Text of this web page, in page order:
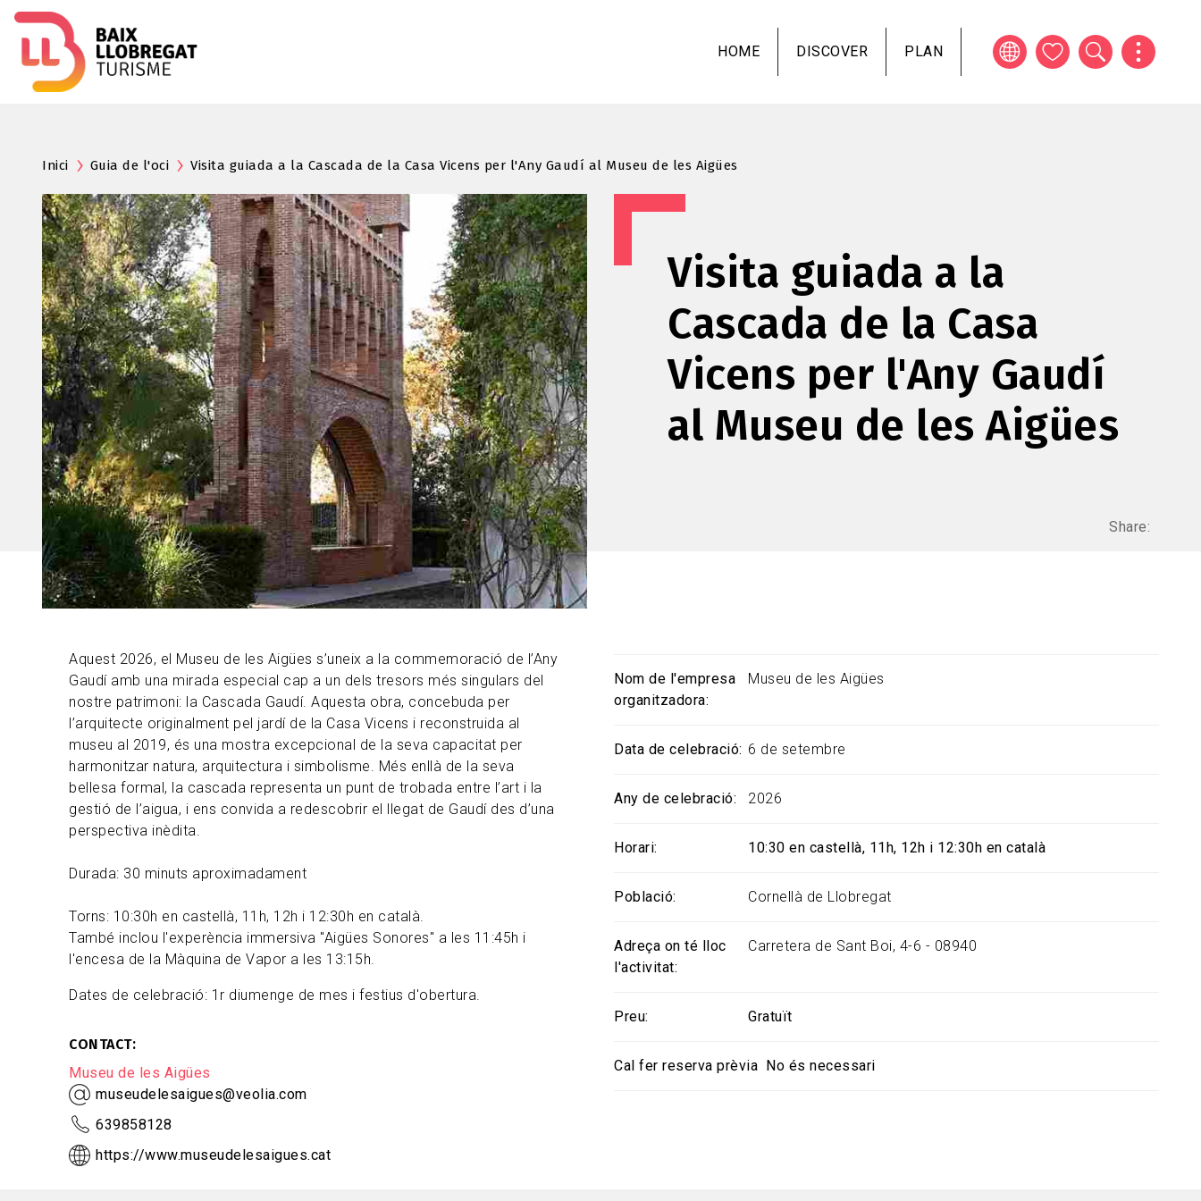
HOME DISCOVER PLAN
Inici Guia de l'oci Visita guiada a la Cascada de la Casa Vicens per l'Any Gaudí al Museu de les Aigües
Visita guiada a la
Cascada de la Casa
Vicens per l'Any Gaudí
al Museu de les Aigües
Share:
Aquest 2026, el Museu de les Aigües s’uneix a la commemoració de l’Any
Gaudí amb una mirada especial cap a un dels tresors més singulars del
nostre patrimoni: la Cascada Gaudí. Aquesta obra, concebuda per
l’arquitecte originalment pel jardí de la Casa Vicens i reconstruida al
museu al 2019, és una mostra excepcional de la seva capacitat per
harmonitzar natura, arquitectura i simbolisme. Més enllà de la seva
bellesa formal, la cascada representa un punt de trobada entre l’art i la
gestió de l’aigua, i ens convida a redescobrir el llegat de Gaudí des d’una
perspectiva inèdita.
Durada: 30 minuts aproximadament
Torns: 10:30h en castellà, 11h, 12h i 12:30h en català.
També inclou l'experència immersiva "Aigües Sonores" a les 11:45h i
l'encesa de la Màquina de Vapor a les 13:15h.
Dates de celebració: 1r diumenge de mes i festius d'obertura.
CONTACT
Museu de les Aigües
museudelesaigues@veolia.com
639858128
https://www.museudelesaigues.cat
Nom de l'empresa
organitzadora
Museu de les Aigües
Data de celebració 6 de setembre
Any de celebració 2026
Horari 10:30 en castellà, 11h, 12h i 12:30h en català
Població Cornellà de Llobregat
Adreça on té lloc
l'activitat
Carretera de Sant Boi, 4-6 - 08940
Preu Gratuït
Cal fer reserva prèvia No és necessari